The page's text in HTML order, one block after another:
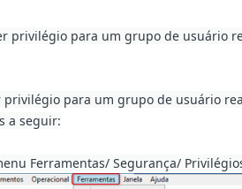
privilégio para um grupo de usuário
privilégio para um grupo de usuário
a seguir:
Ferramentas/ Segurança/